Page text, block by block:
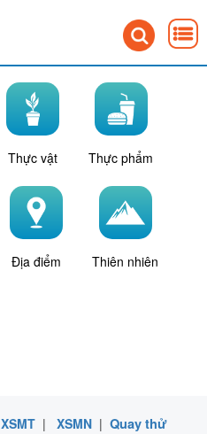
Thực vật Thực phẩm
Địa điểm Thiên nhiên
XSMT | XSMN | Quay thử